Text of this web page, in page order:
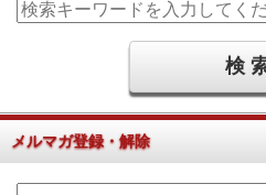
メルマガ登録・解除